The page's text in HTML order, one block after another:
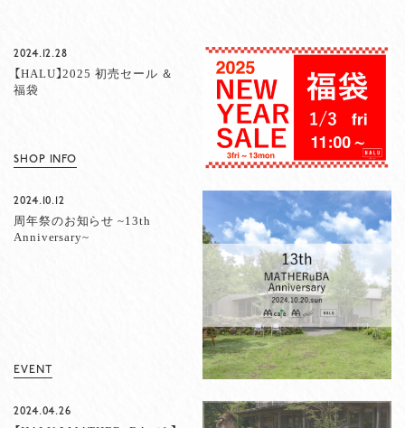
2024.12.28
【HALU】2025 初売セール ＆
福袋
SHOP INFO
2024.10.12
周年祭のお知らせ ~13th
Anniversary~
EVENT
2024.04.26